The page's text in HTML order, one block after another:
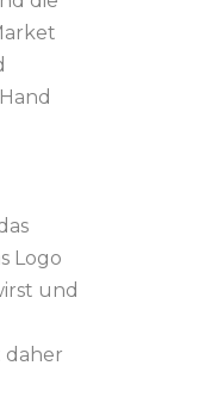
Logo
und
daher